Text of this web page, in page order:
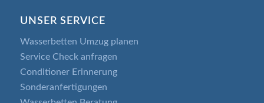
UNSER SERVICE
Wasserbetten Umzug planen
Service Check anfragen
Conditioner Erinnerung
Sonderanfertigungen